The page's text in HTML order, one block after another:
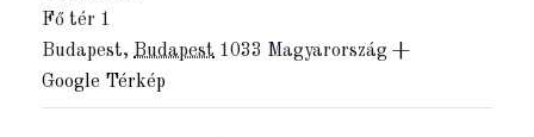
Fő tér 1
Budapest, Budapest 1033 Magyarország +
Google Térkép